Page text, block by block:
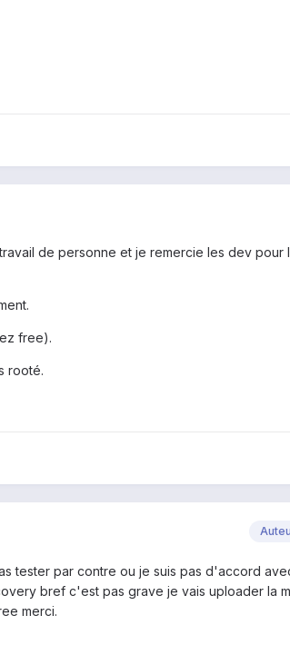
de personne et je remercie les dev pour
free).
rooté.
tester par contre ou je suis pas d'accord
bref c'est pas grave je vais uploader la
merci.